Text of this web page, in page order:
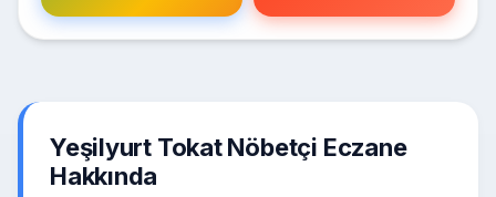
Yeşilyurt Tokat Nöbetçi Eczane
Hakkında